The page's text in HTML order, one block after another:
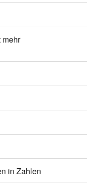
mehr
in Zahlen